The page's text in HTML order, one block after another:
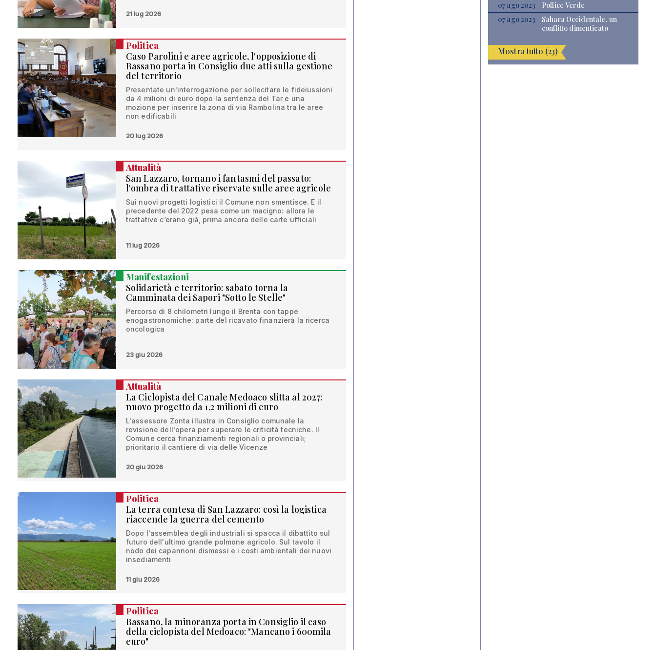
21 lug 2026
Politica
Caso Parolini e aree agricole, l'opposizione di
Bassano porta in Consiglio due atti sulla gestione
del territorio
Presentate un'interrogazione per sollecitare le fideiussioni
da 4 milioni di euro dopo la sentenza del Tar e una
mozione per inserire la zona di via Rambolina tra le aree
non edificabili
20 lug 2026
Attualità
San Lazzaro, tornano i fantasmi del passato:
l'ombra di trattative riservate sulle aree agricole
Sui nuovi progetti logistici il Comune non smentisce. E il
precedente del 2022 pesa come un macigno: allora le
trattative c’erano già, prima ancora delle carte ufficiali
11 lug 2026
Manifestazioni
Solidarietà e territorio: sabato torna la
Camminata dei Sapori "Sotto le Stelle"
Percorso di 8 chilometri lungo il Brenta con tappe
enogastronomiche: parte del ricavato finanzierà la ricerca
oncologica
23 giu 2026
Attualità
La Ciclopista del Canale Medoaco slitta al 2027:
nuovo progetto da 1,2 milioni di euro
L'assessore Zonta illustra in Consiglio comunale la
revisione dell'opera per superare le criticità tecniche. Il
Comune cerca finanziamenti regionali o provinciali;
prioritario il cantiere di via delle Vicenze
20 giu 2026
Politica
La terra contesa di San Lazzaro: così la logistica
riaccende la guerra del cemento
Dopo l'assemblea degli industriali si spacca il dibattito sul
futuro dell'ultimo grande polmone agricolo. Sul tavolo il
nodo dei capannoni dismessi e i costi ambientali dei nuovi
insediamenti
11 giu 2026
Politica
Bassano, la minoranza porta in Consiglio il caso
della ciclopista del Medoaco: "Mancano i 600mila
euro"
07 ago 2023
Pollice Verde
07 ago 2023
Sahara Occidentale, un
conflitto dimenticato
Mostra tutto (23)